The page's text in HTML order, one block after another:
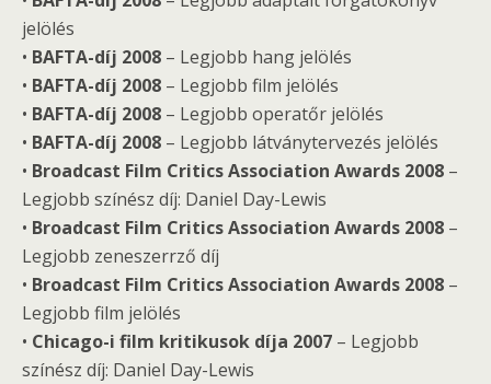
jelölés
• BAFTA-díj 2008 – Legjobb hang jelölés
• BAFTA-díj 2008 – Legjobb film jelölés
• BAFTA-díj 2008 – Legjobb operatőr jelölés
• BAFTA-díj 2008 – Legjobb látványtervezés jelölés
• Broadcast Film Critics Association Awards 2008 –
Legjobb színész díj: Daniel Day-Lewis
• Broadcast Film Critics Association Awards 2008 –
Legjobb zeneszerrző díj
• Broadcast Film Critics Association Awards 2008 –
Legjobb film jelölés
• Chicago-i film kritikusok díja 2007 – Legjobb
színész díj: Daniel Day-Lewis